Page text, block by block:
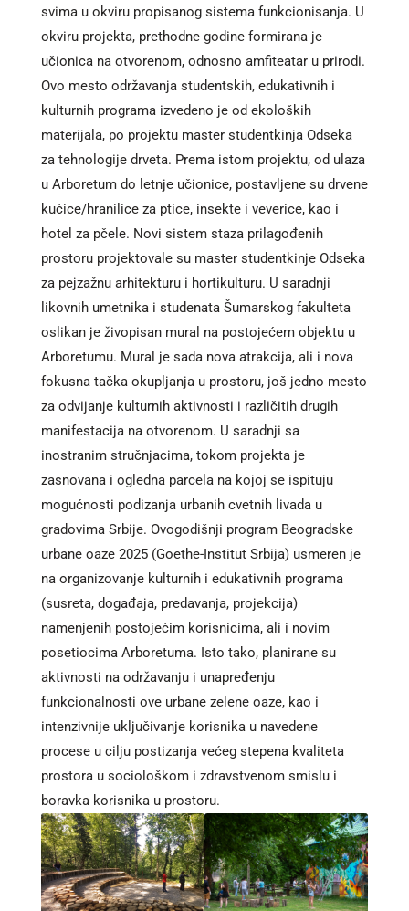
svima u okviru propisanog sistema funkcionisanja. U
okviru projekta, prethodne godine formirana je
učionica na otvorenom, odnosno amfiteatar u prirodi.
Ovo mesto održavanja studentskih, edukativnih i
kulturnih programa izvedeno je od ekoloških
materijala, po projektu master studentkinja Odseka
za tehnologije drveta. Prema istom projektu, od ulaza
u Arboretum do letnje učionice, postavljene su drvene
kućice/hranilice za ptice, insekte i veverice, kao i
hotel za pčele. Novi sistem staza prilagođenih
prostoru projektovale su master studentkinje Odseka
za pejzažnu arhitekturu i hortikulturu. U saradnji
likovnih umetnika i studenata Šumarskog fakulteta
oslikan je živopisan mural na postojećem objektu u
Arboretumu. Mural je sada nova atrakcija, ali i nova
fokusna tačka okupljanja u prostoru, još jedno mesto
za odvijanje kulturnih aktivnosti i različitih drugih
manifestacija na otvorenom. U saradnji sa
inostranim stručnjacima, tokom projekta je
zasnovana i ogledna parcela na kojoj se ispituju
mogućnosti podizanja urbanih cvetnih livada u
gradovima Srbije. Ovogodišnji program Beogradske
urbane oaze 2025 (Goethe-Institut Srbija) usmeren je
na organizovanje kulturnih i edukativnih programa
(susreta, događaja, predavanja, projekcija)
namenjenih postojećim korisnicima, ali i novim
posetiocima Arboretuma. Isto tako, planirane su
aktivnosti na održavanju i unapređenju
funkcionalnosti ove urbane zelene oaze, kao i
intenzivnije uključivanje korisnika u navedene
procese u cilju postizanja većeg stepena kvaliteta
prostora u sociološkom i zdravstvenom smislu i
boravka korisnika u prostoru.